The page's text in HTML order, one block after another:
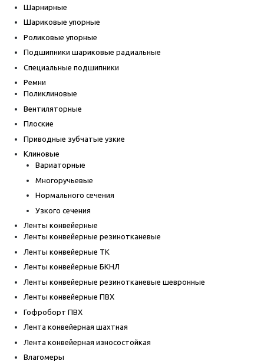
Шарнирные
Шариковые упорные
Роликовые упорные
Подшипники шариковые радиальные
Специальные подшипники
Ремни
Поликлиновые
Вентиляторные
Плоские
Приводные зубчатые узкие
Клиновые
Вариаторные
Многоручьевые
Нормального сечения
Узкого сечения
Ленты конвейерные
Ленты конвейерные резинотканевые
Ленты конвейерные ТК
Ленты конвейерные БКНЛ
Ленты конвейерные резинотканевые шевронные
Ленты конвейерные ПВХ
Гофроборт ПВХ
Лента конвейерная шахтная
Лента конвейерная износостойкая
Влагомеры